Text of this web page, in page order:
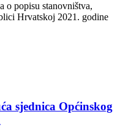
o popisu stanovništva,
Hrvatskoj 2021. godine
sjednica Općinskog